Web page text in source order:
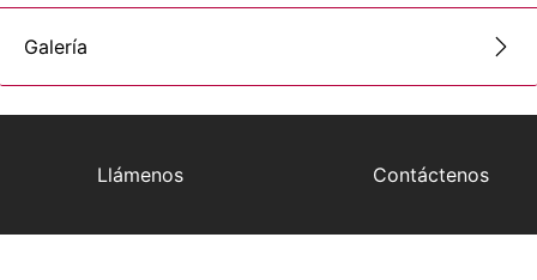
Galería
Llámenos Contáctenos